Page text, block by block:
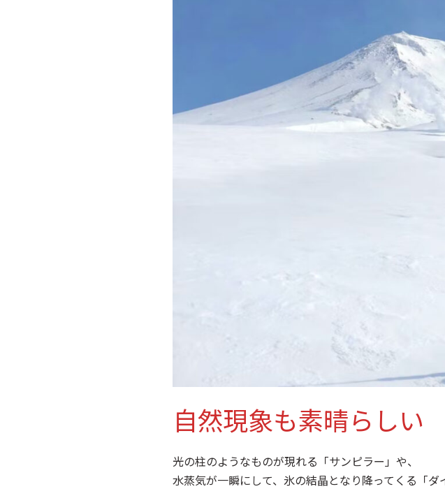
自然現象も素晴らしい
光の柱のようなものが現れる「サンピラー」や、
水蒸気が一瞬にして、氷の結晶となり降ってくる「ダ